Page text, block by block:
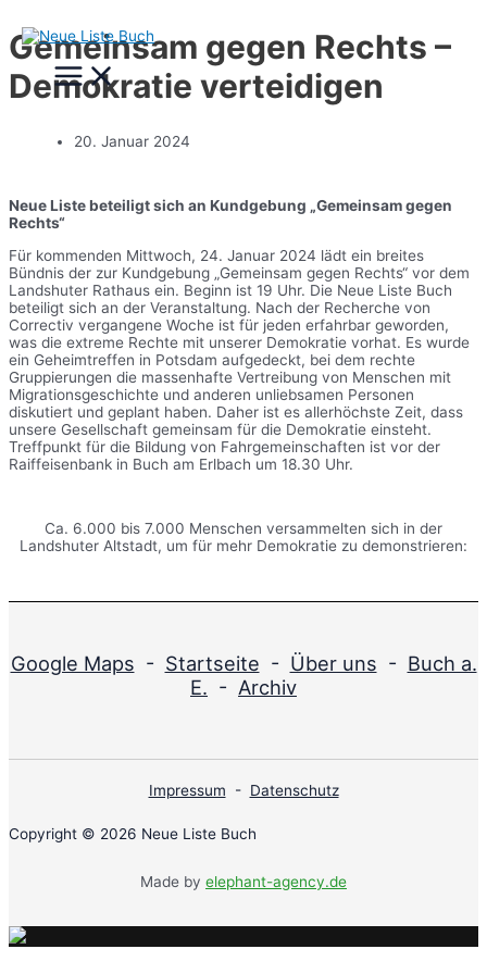
Zum
Inhalt
springenMain
Menu
Gemeinsam gegen Rechts –
Demokratie verteidigen
20. Januar 2024
Neue Liste beteiligt sich an Kundgebung „Gemeinsam gegen
Rechts“
Für kommenden Mittwoch, 24. Januar 2024 lädt ein breites
Bündnis der zur Kundgebung „Gemeinsam gegen Rechts“ vor dem
Landshuter Rathaus ein. Beginn ist 19 Uhr. Die Neue Liste Buch
beteiligt sich an der Veranstaltung. Nach der Recherche von
Correctiv vergangene Woche ist für jeden erfahrbar geworden,
was die extreme Rechte mit unserer Demokratie vorhat. Es wurde
ein Geheimtreffen in Potsdam aufgedeckt, bei dem rechte
Gruppierungen die massenhafte Vertreibung von Menschen mit
Migrationsgeschichte und anderen unliebsamen Personen
diskutiert und geplant haben. Daher ist es allerhöchste Zeit, dass
unsere Gesellschaft gemeinsam für die Demokratie einsteht.
Treffpunkt für die Bildung von Fahrgemeinschaften ist vor der
Raiffeisenbank in Buch am Erlbach um 18.30 Uhr.
Ca. 6.000 bis 7.000 Menschen versammelten sich in der
Landshuter Altstadt, um für mehr Demokratie zu demonstrieren:
Google Maps - Startseite - Über uns - Buch a.
E. - Archiv
Impressum - Datenschutz
Copyright © 2026 Neue Liste Buch
Made by elephant-agency.de